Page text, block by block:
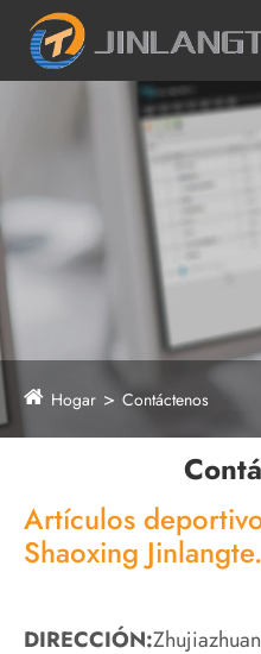
Hogar Contáctenos
Artículos
Shaoxing Jinlangte.
DIRECCIÓN: